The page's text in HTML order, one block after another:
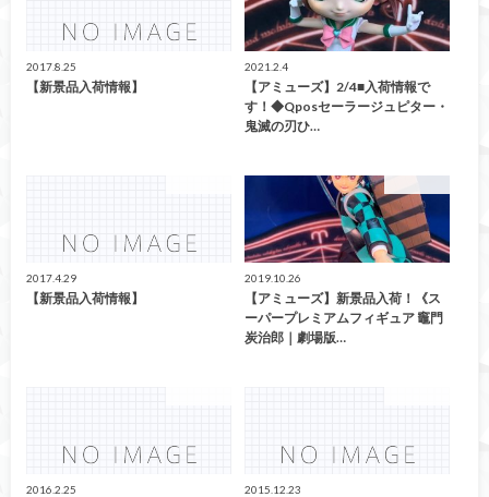
2017.8.25
【新景品入荷情報】
2021.2.4
【アミューズ】2/4■入荷情報で
す！◆Qposセーラージュピター・
鬼滅の刃ひ…
2017.4.29
【新景品入荷情報】
2019.10.26
【アミューズ】新景品入荷！《ス
ーパープレミアムフィギュア 竈門
炭治郎｜劇場版…
2016.2.25 2015.12.23